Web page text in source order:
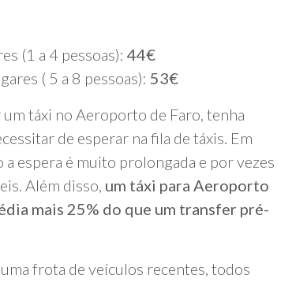
(1 a 4 pessoas): 44€
( 5 a 8 pessoas): 53€
táxi no Aeroporto de Faro, tenha
de esperar na fila de táxis. Em
a espera é muito prolongada e por vezes
Além disso, um táxi para Aeroporto
mais 25% do que um transfer pré-
frota de veículos recentes, todos